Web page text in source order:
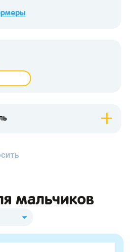
мальчиков